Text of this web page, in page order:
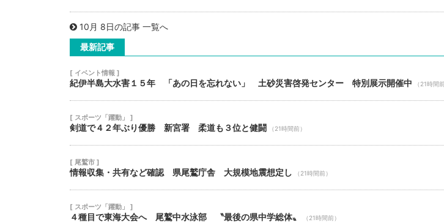
10月 8日の記事 一覧へ
最新記事
[ イベント情報 ]
紀伊半島大水害１５年 「あの日を忘れない」 土砂災害啓発センター 特別展示開催中 （21時間前
[ スポーツ「躍動」 ]
剣道で４２年ぶり優勝 新宮署 柔道も３位と健闘 （21時間前）
[ 尾鷲市 ]
情報収集・共有など確認 県尾鷲庁舎 大規模地震想定し （21時間前）
[ スポーツ「躍動」 ]
４種目で東海大会へ 尾鷲中水泳部 〝最後の県中学総体〟 （21時間前）